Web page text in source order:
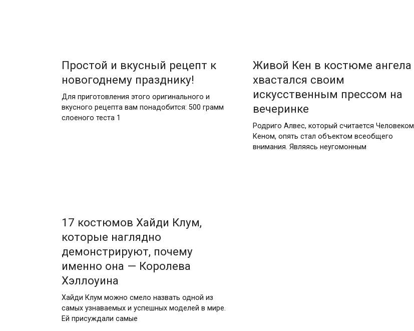
Простой и вкусный рецепт к
новогоднему празднику!
Для приготовления этого оригинального и
вкусного рецепта вам понадобится: 500 грамм
слоеного теста 1
Живой Кен в костюме ангела
хвастался своим
искусственным прессом на
вечеринке
Родриго Алвес, который считается Человеком
Кеном, опять стал объектом всеобщего
внимания. Являясь неугомонным
17 костюмов Хайди Клум,
которые наглядно
демонстрируют, почему
именно она — Королева
Хэллоуина
Хайди Клум можно смело назвать одной из
самых узнаваемых и успешных моделей в мире.
Ей присуждали самые